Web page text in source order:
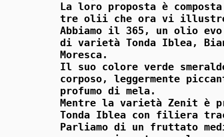
La loro proposta è
tre olii che ora vi
Abbiamo il 365, un olio
di varietà Tonda Iblea,
Moresca.
Il suo colore verde
corposo, leggermente
profumo di mela.
Mentre la varietà Zenit è
Tonda Iblea con filiera
Parliamo di un fruttato